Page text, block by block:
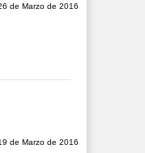
de Marzo de 2016
de Marzo de 2016